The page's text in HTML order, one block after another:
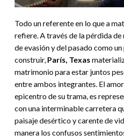
Todo un referente en lo que a
refiere. A través de la pérdida
de evasión y del pasado como
construir, París, Texas
matrimonio para estar juntos
entre ambos integrantes. El
epicentro de su trama, es
con una interminable carretera
paisaje desértico y carente de
manera los confusos